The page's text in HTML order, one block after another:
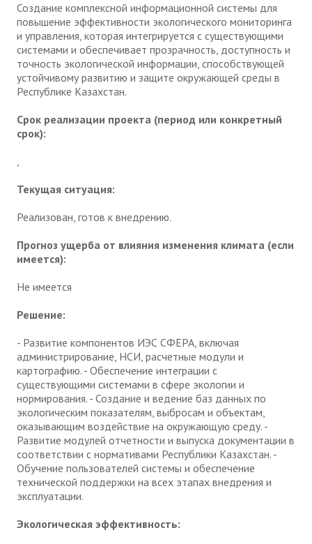
Создание комплексной информационной системы для
повышение эффективности экологического мониторинга
и управления, которая интегрируется с существующими
системами и обеспечивает прозрачность, доступность и
точность экологической информации, способствующей
устойчивому развитию и защите окружающей среды в
Республике Казахстан.
Срок реализации проекта (период или конкретный
срок):
,
Текущая ситуация:
Реализован, готов к внедрению.
Прогноз ущерба от влияния изменения климата (если
имеется):
Не имеется
Решение:
- Развитие компонентов ИЭС СФЕРА, включая
администрирование, НСИ, расчетные модули и
картографию. - Обеспечение интеграции с
существующими системами в сфере экологии и
нормирования. - Создание и ведение баз данных по
экологическим показателям, выбросам и объектам,
оказывающим воздействие на окружающую среду. -
Развитие модулей отчетности и выпуска документации в
соответствии с нормативами Республики Казахстан. -
Обучение пользователей системы и обеспечение
технической поддержки на всех этапах внедрения и
эксплуатации.
Экологическая эффективность: